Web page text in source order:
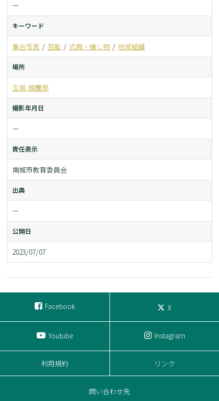
ー
キーワード
集合写真 芸能 式典・催し物 地域組織
場所
玉城-親慶原
撮影年月日
ー
責任表示
南城市教育委員会
出典
ー
公開日
2023/07/07
Facebook X
Youtube Instagram
利用規約 リンク
問い合わせ先